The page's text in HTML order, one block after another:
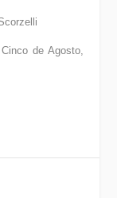
de Agosto,